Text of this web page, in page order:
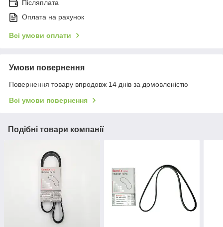
Післяплата
Оплата на рахунок
Всі умови оплати
Умови повернення
Повернення товару впродовж 14 днів за домовленістю
Всі умови повернення
Подібні товари компанії